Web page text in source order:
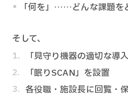
「何を」……どんな課題を
そして、
「見守り機器の適切な導
「眠りSCAN」を設置
各役職・施設長に回覧・